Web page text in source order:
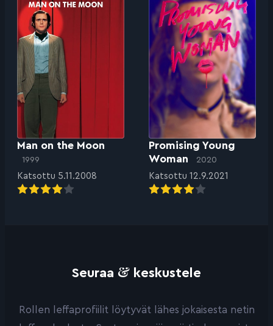
Man on the Moon
1999
Katsottu 5.11.2008
Promising Young
Woman
2020
Katsottu 12.9.2021
Seuraa & keskustele
Rollen leffaprofiilit löytyvät lähes jokaisesta netin